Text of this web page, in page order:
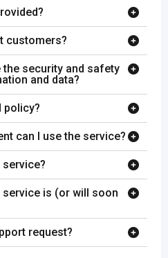
customers?
the security and safety
and data?
policy?
can I use the service?
service?
is (or will soon
request?